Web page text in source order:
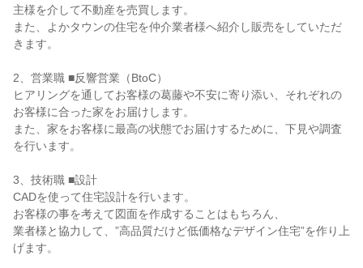
主様を介して不動産を売買します。
また、よかタウンの住宅を仲介業者様へ紹介し販売をしていただ
きます。
2、営業職 ■反響営業（BtoC）
ヒアリングを通してお客様の葛藤や不安に寄り添い、それぞれの
お客様に合った家をお届けします。
また、家をお客様に最高の状態でお届けするために、下見や調査
を行います。
3、技術職 ■設計
CADを使って住宅設計を行います。
お客様の事を考えて図面を作成することはもちろん、
業者様と協力して、”高品質だけど低価格なデザイン住宅”を作り上
げます。